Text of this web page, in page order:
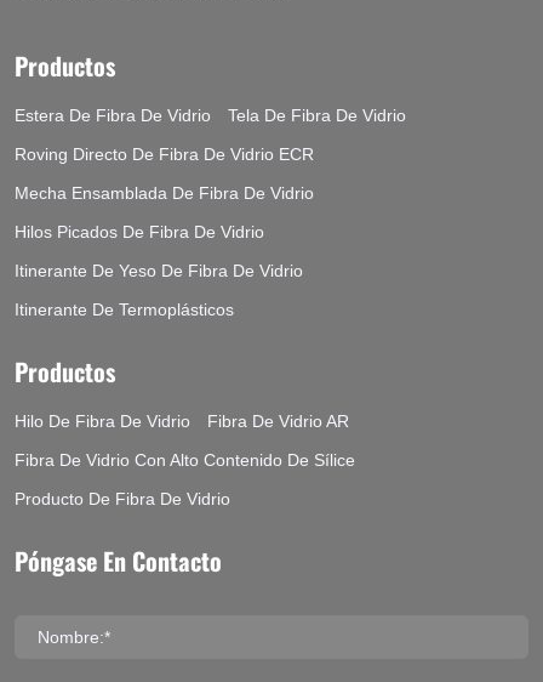
Productos
Estera De Fibra De Vidrio
Tela De Fibra De Vidrio
Roving Directo De Fibra De Vidrio ECR
Mecha Ensamblada De Fibra De Vidrio
Hilos Picados De Fibra De Vidrio
Itinerante De Yeso De Fibra De Vidrio
Itinerante De Termoplásticos
Productos
Hilo De Fibra De Vidrio
Fibra De Vidrio AR
Fibra De Vidrio Con Alto Contenido De Sílice
Producto De Fibra De Vidrio
Póngase En Contacto
Nombre:*